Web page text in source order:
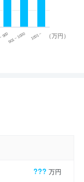
（万円）
900901 ~ 1000 1001 ~
??? 万円